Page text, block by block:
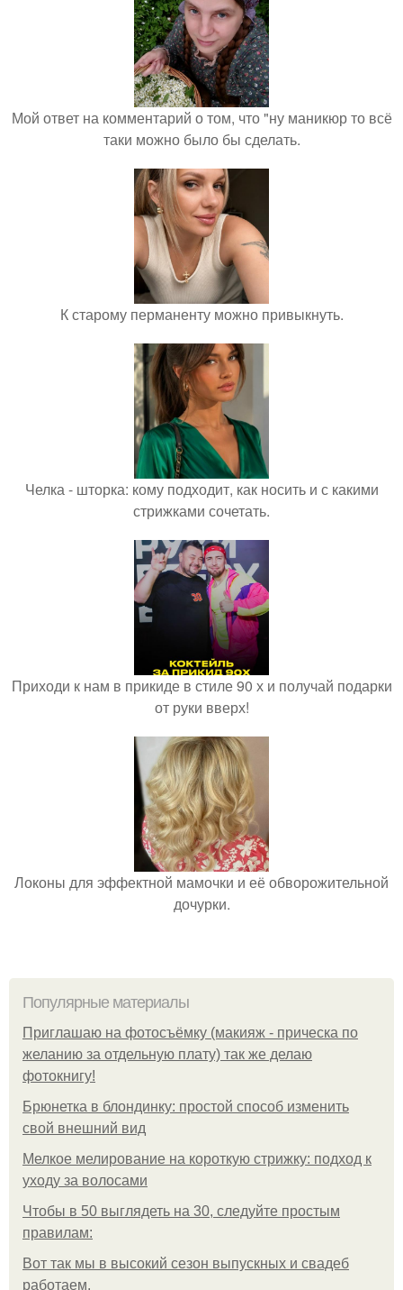
Мой ответ на комментарий о том, что "ну маникюр то всё
таки можно было бы сделать.
К старому перманенту можно привыкнуть.
Челка - шторка: кому подходит, как носить и с какими
стрижками сочетать.
Приходи к нам в прикиде в стиле 90 х и получай подарки
от руки вверх!
Локоны для эффектной мамочки и её обворожительной
дочурки.
Популярные материалы
Приглашаю на фотосъёмку (макияж - прическа по
желанию за отдельную плату) так же делаю
фотокнигу!
Брюнетка в блондинку: простой способ изменить
свой внешний вид
Мелкое мелирование на короткую стрижку: подход к
уходу за волосами
Чтобы в 50 выглядеть на 30, следуйте простым
правилам:
Вот так мы в высокий сезон выпускных и свадеб
работаем.